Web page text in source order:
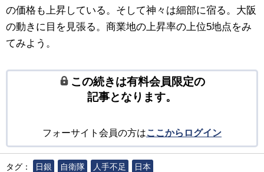
の価格も上昇している。そして神々は細部に宿る。大阪
の動きに目を見張る。商業地の上昇率の上位5地点をみ
てみよう。
この続きは有料会員限定の
記事となります。
フォーサイト会員の方はここからログイン
タグ： 日銀 自衛隊 人手不足
日本